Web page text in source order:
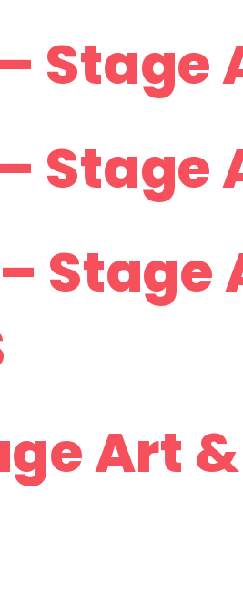
–
–
–
Art